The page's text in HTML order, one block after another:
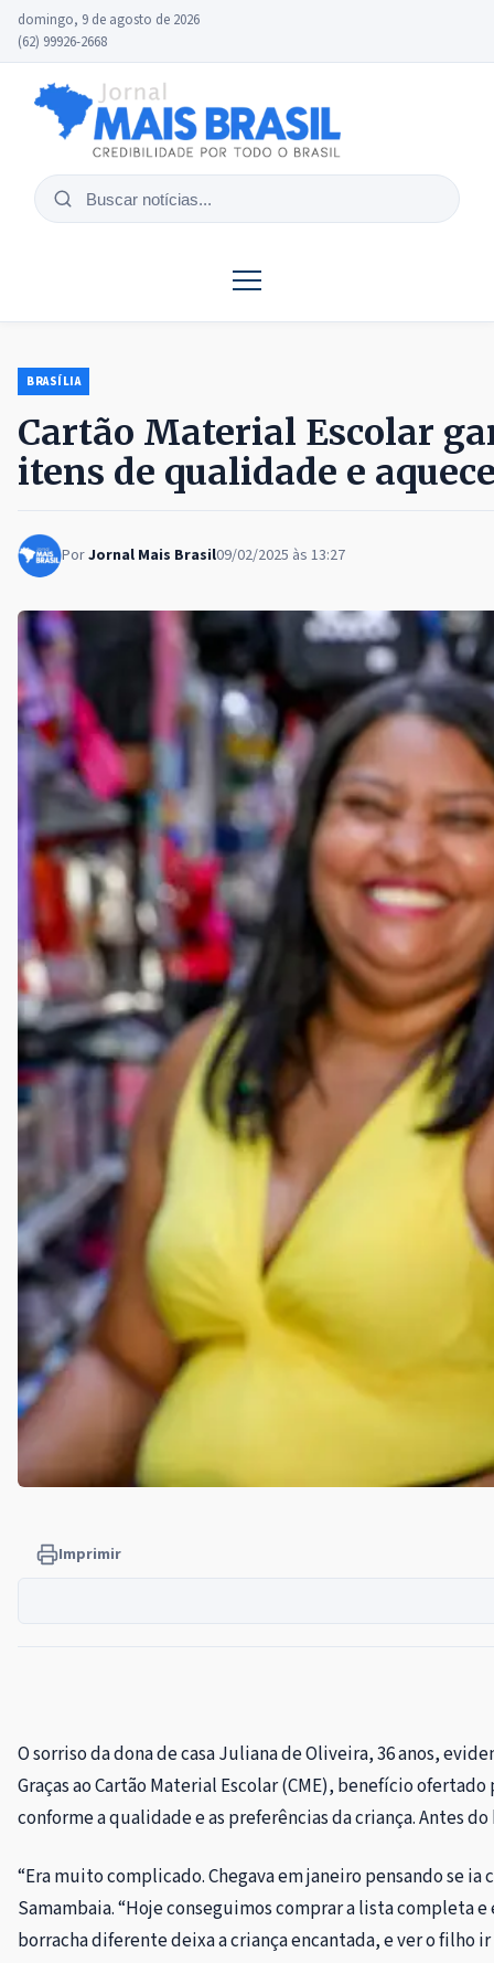
domingo, 9 de agosto de 2026
(62) 99926-2668
Buscar
BRASÍLIA
Cartão Material Escolar
itens de qualidade e
PorJornal Mais Brasil09/02/2025 às 13:27
Imprimir
O sorriso da dona de casa Juliana de Oliveira, 36 anos,
Graças ao Cartão Material Escolar (CME), benefício
conforme a qualidade e as preferências da criança. Antes
“Era muito complicado. Chegava em janeiro pensando se
Samambaia. “Hoje conseguimos comprar a lista completa
borracha diferente deixa a criança encantada, e ver o filho